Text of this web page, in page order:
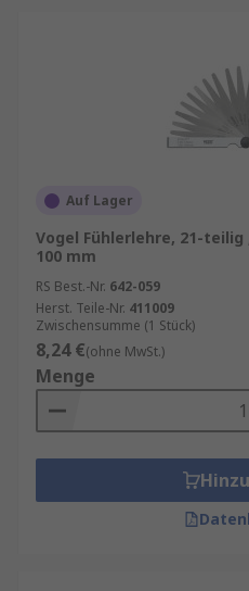
Auf Lager
Vogel Fühlerlehre, 21-
100 mm
RS Best.-Nr. 642-059
Herst. Teile-Nr. 411009
Zwischensumme (1 Stück)
8,24 €(ohne MwSt.)
Menge